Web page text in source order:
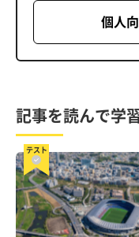
個人
記事を読んで学
テスト